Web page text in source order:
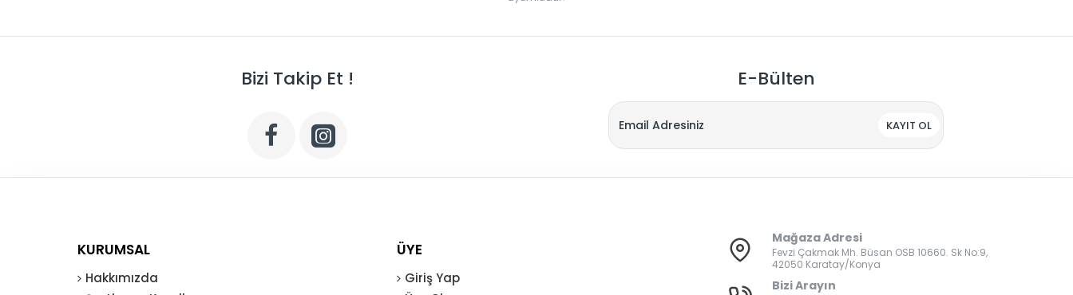
Bizi Takip Et ! E-Bülten
KAYIT OL
KURUMSAL
Hakkımızda
ÜYE
Giriş Yap
Mağaza Adresi
Fevzi Çakmak Mh. Büsan OSB 10660. Sk No:9,
42050 Karatay/Konya
Bizi Arayın